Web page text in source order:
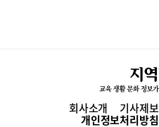
회사소개 기사제보
개인정보처리방침